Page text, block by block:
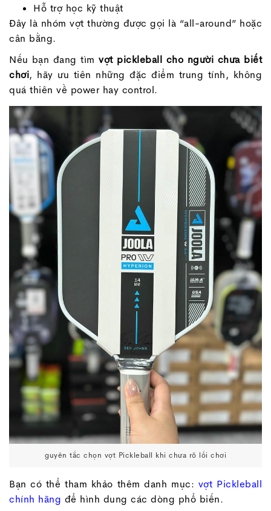
Hỗ trợ học kỹ thuật
Đây là nhóm vợt thường được gọi là “all-around” hoặc
cân bằng.
Nếu bạn đang tìmvợt pickleball cho người chưa biết
chơi, hãy ưu tiên những đặc điểm trung tính, không
quá thiên về power hay control.
guyên tắc chọn vợt Pickleball khi chưa rõ lối chơi
Bạn có thể tham khảo thêm danh mục: vợt Pickleball
chính hãng để hình dung các dòng phổ biến.